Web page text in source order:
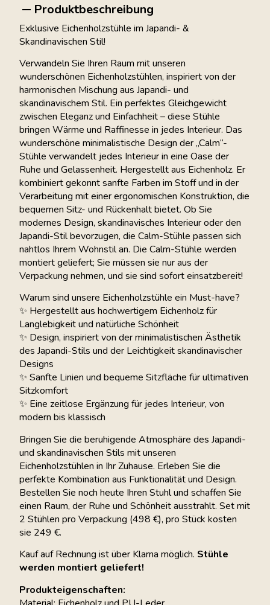
Produktbeschreibung
Exklusive Eichenholzstühle im Japandi- &
Skandinavischen Stil!
Verwandeln Sie Ihren Raum mit unseren
wunderschönen Eichenholzstühlen, inspiriert von der
harmonischen Mischung aus Japandi- und
skandinavischem Stil. Ein perfektes Gleichgewicht
zwischen Eleganz und Einfachheit – diese Stühle
bringen Wärme und Raffinesse in jedes Interieur. Das
wunderschöne minimalistische Design der „Calm“-
Stühle verwandelt jedes Interieur in eine Oase der
Ruhe und Gelassenheit. Hergestellt aus Eichenholz. Er
kombiniert gekonnt sanfte Farben im Stoff und in der
Verarbeitung mit einer ergonomischen Konstruktion, die
bequemen Sitz- und Rückenhalt bietet. Ob Sie
modernes Design, skandinavisches Interieur oder den
Japandi-Stil bevorzugen, die Calm-Stühle passen sich
nahtlos Ihrem Wohnstil an. Die Calm-Stühle werden
montiert geliefert; Sie müssen sie nur aus der
Verpackung nehmen, und sie sind sofort einsatzbereit!
Warum sind unsere Eichenholzstühle ein Must-have?
✨ Hergestellt aus hochwertigem Eichenholz für
Langlebigkeit und natürliche Schönheit
✨ Design, inspiriert von der minimalistischen Ästhetik
des Japandi-Stils und der Leichtigkeit skandinavischer
Designs
✨ Sanfte Linien und bequeme Sitzfläche für ultimativen
Sitzkomfort
✨ Eine zeitlose Ergänzung für jedes Interieur, von
modern bis klassisch
Bringen Sie die beruhigende Atmosphäre des Japandi-
und skandinavischen Stils mit unseren
Eichenholzstühlen in Ihr Zuhause. Erleben Sie die
perfekte Kombination aus Funktionalität und Design.
Bestellen Sie noch heute Ihren Stuhl und schaffen Sie
einen Raum, der Ruhe und Schönheit ausstrahlt. Set mit
2 Stühlen pro Verpackung (498 €), pro Stück kosten
sie 249 €.
Kauf auf Rechnung ist über Klarna möglich. Stühle
werden montiert geliefert!
Produkteigenschaften: